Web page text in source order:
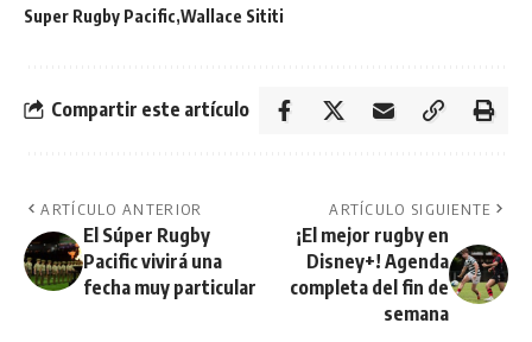
Super Rugby Pacific Wallace Sititi
Compartir este artículo
ARTÍCULO ANTERIOR
El Súper Rugby
Pacific vivirá una
fecha muy particular
ARTÍCULO SIGUIENTE
¡El mejor rugby en
Disney+! Agenda
completa del fin de
semana